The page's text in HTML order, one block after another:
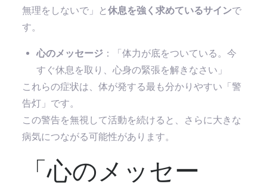
無理をしないで」と休息を強く求めているサインで
す。
心のメッセージ ：「体力が底をついている。今
すぐ休息を取り、心身の緊張を解きなさい」
これらの症状は、体が発する最も分かりやすい「警
告灯」です。
この警告を無視して活動を続けると、さらに大きな
病気につながる可能性があります。
「心のメッセー